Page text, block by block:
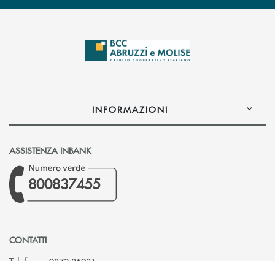
INFORMAZIONI
ASSISTENZA INBANK
800837455
CONTATTI